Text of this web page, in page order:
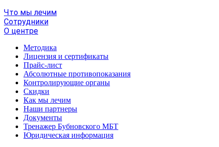
Что мы лечим
Сотрудники
О центре
Методика
Лицензия и сертификаты
Прайс-лист
Абсолютные противопоказания
Контролирующие органы
Скидки
Как мы лечим
Наши партнеры
Документы
Тренажер Бубновского МБТ
Юридическая информация